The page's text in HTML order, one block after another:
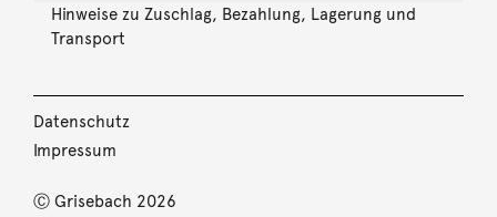
Hinweise zu Zuschlag, Bezahlung, Lagerung und
Transport
Ⓒ Grisebach 2026
Datenschutz
Impressum